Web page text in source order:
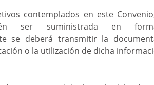
contemplados en este
ser suministrada en
se deberá transmitir la
o la utilización de dicha